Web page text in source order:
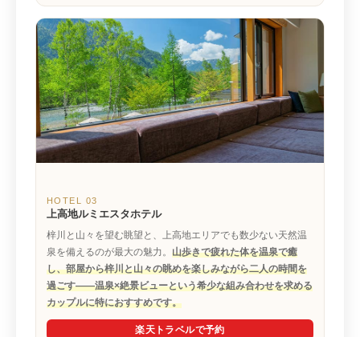
HOTEL 03
上高地ルミエスタホテル
梓川と山々を望む眺望と、上高地エリアでも数少ない天然温
泉を備えるのが最大の魅力。 山歩きで疲れた体を温泉で癒
し、部屋から梓川と山々の眺めを楽しみながら二人の時間を
過ごす——温泉×絶景ビューという希少な組み合わせを求める
カップルに特におすすめです。
楽天トラベルで予約